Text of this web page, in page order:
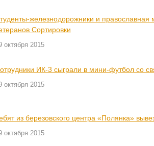
железнодорожники и православная
Сортировки
октября 2015
ИК-3 сыграли в мини-футбол со
октября 2015
из березовского центра «Полянка»
октября 2015